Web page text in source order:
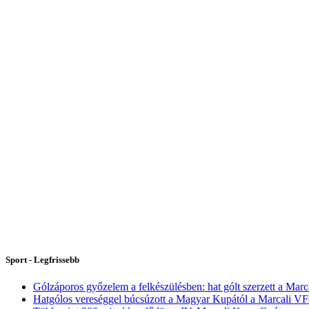
Sport - Legfrissebb
Gólzáporos győzelem a felkészülésben: hat gólt szerzett a
Hatgólos vereséggel búcsúzott a Magyar Kupától a Marcali